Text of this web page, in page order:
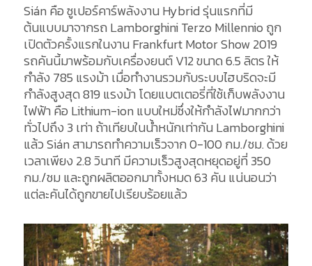
Sián คือ ซูเปอร์คาร์พลังงาน Hybrid รุ่นแรกที่มี
ต้นแบบมาจากรถ Lamborghini Terzo Millennio ถูก
เปิดตัวครั้งแรกในงาน Frankfurt Motor Show 2019
รถคันนี้มาพร้อมกับเครื่องยนต์ V12 ขนาด 6.5 ลิตร ให้
กำลัง 785 แรงม้า เมื่อทำงานรวมกับระบบไฮบริดจะมี
กำลังสูงสุด 819 แรงม้า โดยแบตเตอรี่ที่ใช้เก็บพลังงาน
ไฟฟ้า คือ Lithium-ion แบบใหม่ซึ่งให้กำลังไฟมากกว่า
ทั่วไปถึง 3 เท่า ถ้าเทียบในน้ำหนักเท่ากัน Lamborghini
แล้ว Sián สามารถทำความเร็วจาก 0-100 กม./ชม. ด้วย
เวลาเพียง 2.8 วินาที มีความเร็วสูงสุดหยุดอยู่ที่ 350
กม./ชม และถูกผลิตออกมาทั้งหมด 63 คัน แน่นอนว่า
แต่ละคันได้ถูกขายไปเรียบร้อยแล้ว